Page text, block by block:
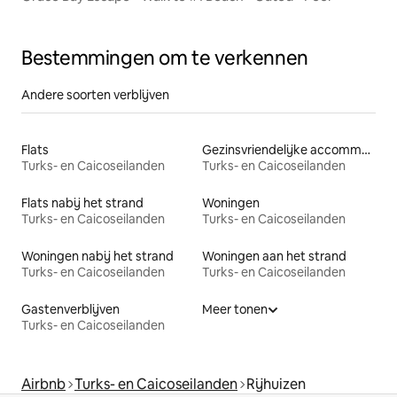
Bestemmingen om te verkennen
Andere soorten verblijven
Flats
Turks- en Caicoseilanden
Gezinsvriendelijke accommodaties
Turks- en Caicoseilanden
Flats nabij het strand
Turks- en Caicoseilanden
Woningen
Turks- en Caicoseilanden
Woningen nabij het strand
Turks- en Caicoseilanden
Woningen aan het strand
Turks- en Caicoseilanden
Gastenverblijven
Turks- en Caicoseilanden
Meer tonen
Airbnb Turks- en Caicoseilanden Rijhuizen